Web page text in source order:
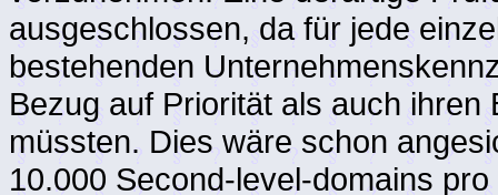
ausgeschlossen, da für jede
bestehenden
Bezug auf Priorität als auch
müssten. Dies wäre schon
10.000 Second-level-domains